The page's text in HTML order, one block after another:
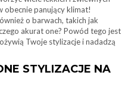
obecnie panujący klimat!
o barwach, takich jak
akurat one? Powód tego jest
Twoje stylizacje i nadadzą
STYLIZACJE NA